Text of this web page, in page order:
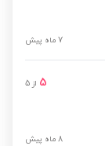
7 ماه پیش
5 از 5
8 ماه پیش